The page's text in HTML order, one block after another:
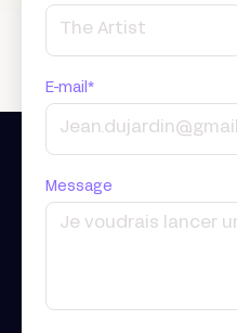
E-mail*
Message